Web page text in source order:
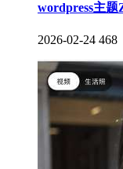
wordpress主
2026-02-24 468